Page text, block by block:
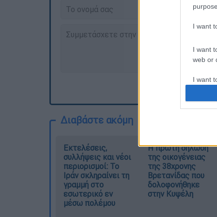
I want
I want
web or
I want
I want
I want
Διαβάστε ακόμη
Εκτελέσεις,
συλλήψεις και νέοι
περιορισμοί: Το
Ιράν σκληραίνει τη
γραμμή στο
εσωτερικό εν
μέσω πολέμου
Η πρώτη δήλωση
της οικογένειας
της 38χρονης
Βρετανίδας που
δολοφονήθηκε
στην Κυψέλη